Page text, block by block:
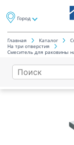
Город
Главная Каталог
На три отверстия
Смеситель для раковины